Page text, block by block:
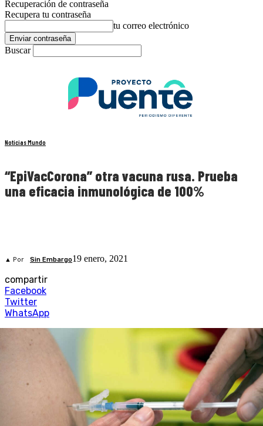
Recuperación de contraseña
Recupera tu contraseña
tu correo electrónico
Buscar
Noticias Mundo
“EpiVacCorona” otra vacuna rusa. Prueba
una eficacia inmunológica de 100%
▲ Por Sin Embargo19 enero, 2021
compartir
Facebook
Twitter
WhatsApp